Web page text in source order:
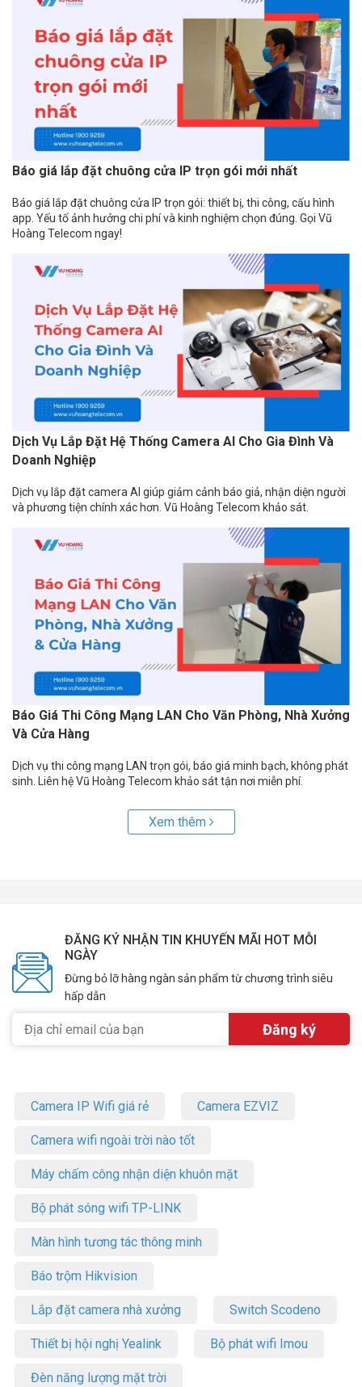
Báo giá lắp đặt chuông cửa IP trọn gói mới nhất
Báo giá lắp đặt chuông cửa IP trọn gói: thiết bị, thi công, cấu hình
app. Yếu tố ảnh hưởng chi phí và kinh nghiệm chọn đúng. Gọi Vũ
Hoàng Telecom ngay!
Dịch Vụ Lắp Đặt Hệ Thống Camera AI Cho Gia Đình Và
Doanh Nghiệp
Dịch vụ lắp đặt camera AI giúp giảm cảnh báo giả, nhận diện người
và phương tiện chính xác hơn. Vũ Hoàng Telecom khảo sát.
Báo Giá Thi Công Mạng LAN Cho Văn Phòng, Nhà Xưởng
Và Cửa Hàng
Dịch vụ thi công mạng LAN trọn gói, báo giá minh bạch, không phát
sinh. Liên hệ Vũ Hoàng Telecom khảo sát tận nơi miễn phí.
Xem thêm
ĐĂNG KÝ NHẬN TIN KHUYẾN MÃI HOT MỖI
NGÀY
Đừng bỏ lỡ hàng ngàn sản phẩm từ chương trình siêu
hấp dẫn
Camera IP Wifi giá rẻ Camera EZVIZ
Camera wifi ngoài trời nào tốt
Máy chấm công nhận diện khuôn mặt
Bộ phát sóng wifi TP-LINK
Màn hình tương tác thông minh
Báo trộm Hikvision
Lắp đặt camera nhà xưởng Switch Scodeno
Thiết bị hội nghị Yealink Bộ phát wifi Imou
Đèn năng lượng mặt trời